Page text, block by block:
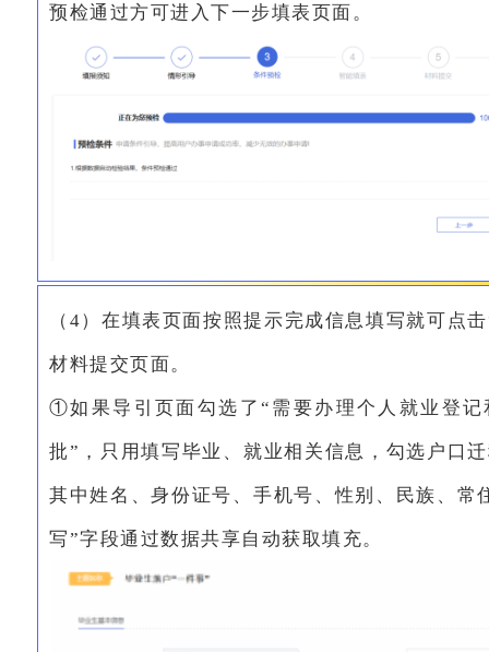
预检通过方可进入下一步填表页面。
（4）在填表页面按照提示完成信息填写就可点
材料提交页面。
①如果导引页面勾选了“需要办理个人就业登记
批”，只用填写毕业、就业相关信息，勾选户口
其中姓名、身份证号、手机号、性别、民族、常
写”字段通过数据共享自动获取填充。